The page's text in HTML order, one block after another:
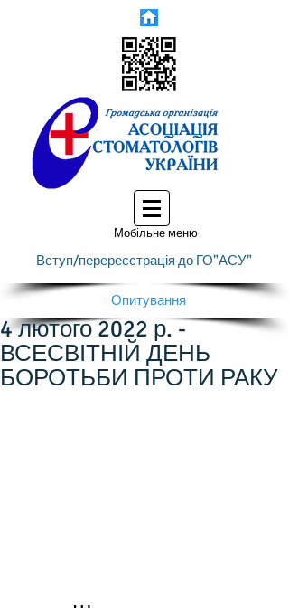
Мобільне меню
Вступ/перереєстрація до ГО"АСУ"
Опитування
4 лютого 2022 р. -
ВСЕСВІТНІЙ ДЕНЬ
БОРОТЬБИ ПРОТИ РАКУ